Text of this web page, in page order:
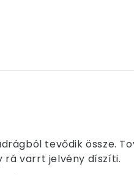
tevődik össze.
rá varrt jelvény díszíti.